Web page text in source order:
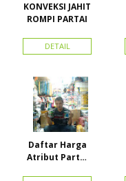
KONVEKSI JAHIT
ROMPI PARTAI
DETAIL
Daftar Harga
Atribut Partai